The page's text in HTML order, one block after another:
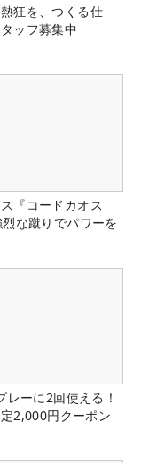
狂を、つくる仕
ッフ募集中
『コードカオス
な蹴りでパワーを
レーに2回使える！
2,000円クーポン